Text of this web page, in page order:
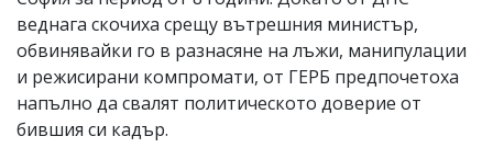
веднага скочиха срещу вътрешния министър,
обвинявайки го в разнасяне на лъжи, манипулации
и режисирани компромати, от ГЕРБ предпочетоха
напълно да свалят политическото доверие от
бившия си кадър.